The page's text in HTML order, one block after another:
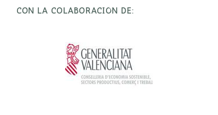
CON LA COLABORACIÓN DE: